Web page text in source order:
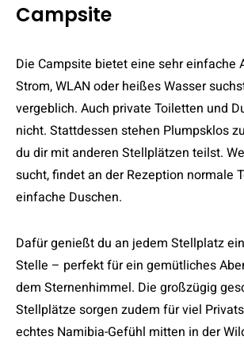
Campsite
Die Campsite bietet eine sehr einfache
Strom, WLAN oder heißes Wasser
vergeblich. Auch private Toiletten und
nicht. Stattdessen stehen Plumpsklos
du dir mit anderen Stellplätzen teilst.
sucht, findet an der Rezeption normale
einfache Duschen.
Dafür genießt du an jedem Stellplatz
Stelle – perfekt für ein gemütliches
dem Sternenhimmel. Die großzügig
Stellplätze sorgen zudem für viel
echtes Namibia-Gefühl mitten in der